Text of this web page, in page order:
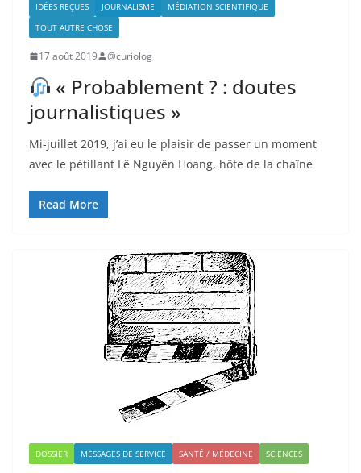
IDÉES REÇUES JOURNALISME
MÉDIATION SCIENTIFIQUE
TOUT AUTRE CHOSE
17 août 2019 @curiolog
« Probablement ? : doutes
journalistiques »
Mi-juillet 2019, j’ai eu le plaisir de passer un moment
avec le pétillant Lê Nguyên Hoang, hôte de la chaîne
Read More
DOSSIER MESSAGES DE SERVICE SANTÉ / MÉDECINE SCIENCES